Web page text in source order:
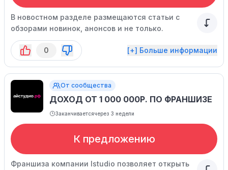
В новостном разделе размещаются статьи с
обзорами новинок, анонсов и не только.
0 [+] Больше информации
От сообщества
ДОХОД ОТ 1 000 000Р. ПО ФРАНШИЗЕ
Заканчиваетсячерез 3 недели
К предложению
Франшиза компании Istudio позволяет открыть